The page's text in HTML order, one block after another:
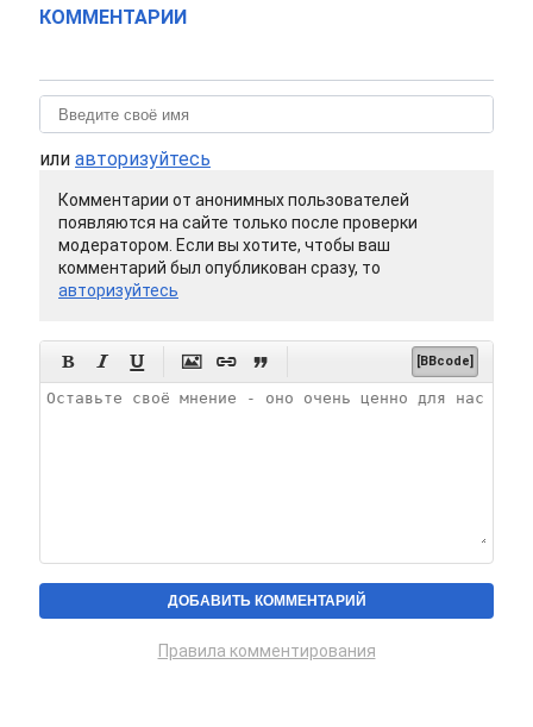
КОММЕНТАРИИ
или авторизуйтесь
Комментарии от анонимных пользователей
появляются на сайте только после проверки
модератором. Если вы хотите, чтобы ваш
комментарий был опубликован сразу, то
авторизуйтесь
      [BBcode]
Правила комментирования